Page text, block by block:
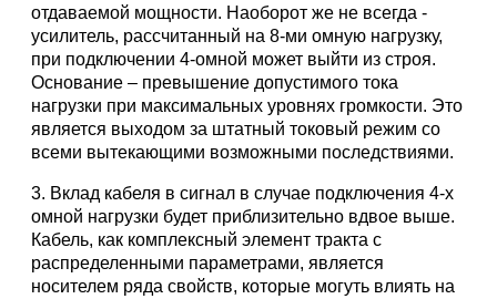
отдаваемой мощности. Наоборот же не всегда -
усилитель, рассчитанный на 8-ми омную нагрузку,
при подключении 4-омной может выйти из строя.
Основание – превышение допустимого тока
нагрузки при максимальных уровнях громкости. Это
является выходом за штатный токовый режим со
всеми вытекающими возможными последствиями.
3. Вклад кабеля в сигнал в случае подключения 4-х
омной нагрузки будет приблизительно вдвое выше.
Кабель, как комплексный элемент тракта с
распределенными параметрами, является
носителем ряда свойств, которые могуть влиять на